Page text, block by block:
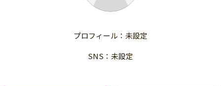
終了日が近い
国際協力
子ども・教育
医療・福祉
子ども・教育
人権・マイノリティ
プロフィール：未設定
SNS：未設定